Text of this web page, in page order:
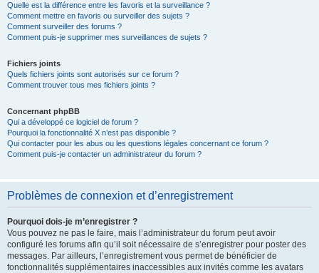
Quelle est la différence entre les favoris et la surveillance ?
Comment mettre en favoris ou surveiller des sujets ?
Comment surveiller des forums ?
Comment puis-je supprimer mes surveillances de sujets ?
Fichiers joints
Quels fichiers joints sont autorisés sur ce forum ?
Comment trouver tous mes fichiers joints ?
Concernant phpBB
Qui a développé ce logiciel de forum ?
Pourquoi la fonctionnalité X n’est pas disponible ?
Qui contacter pour les abus ou les questions légales concernant ce forum ?
Comment puis-je contacter un administrateur du forum ?
Problèmes de connexion et d’enregistrement
Pourquoi dois-je m’enregistrer ?
Vous pouvez ne pas le faire, mais l’administrateur du forum peut avoir
configuré les forums afin qu’il soit nécessaire de s’enregistrer pour poster des
messages. Par ailleurs, l’enregistrement vous permet de bénéficier de
fonctionnalités supplémentaires inaccessibles aux invités comme les avatars